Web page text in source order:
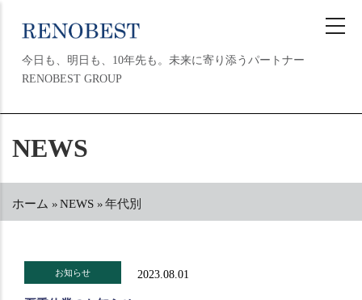
今日も、明日も、10年先も。未来に寄り添うパートナー
RENOBEST GROUP
NAVIGATION
NEWS
パ
ホーム »NEWS »年代別
お知らせ 2023.08.01